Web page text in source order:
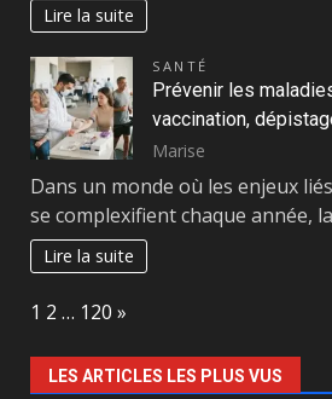
Lire la suite
SANTÉ
Prévenir les
vaccination,
Marise
Dans un monde où les enjeux
se complexifient chaque année,
Lire la suite
Page:
1 2 … 120 Next
»
LES ARTICLES LES PLUS VUS